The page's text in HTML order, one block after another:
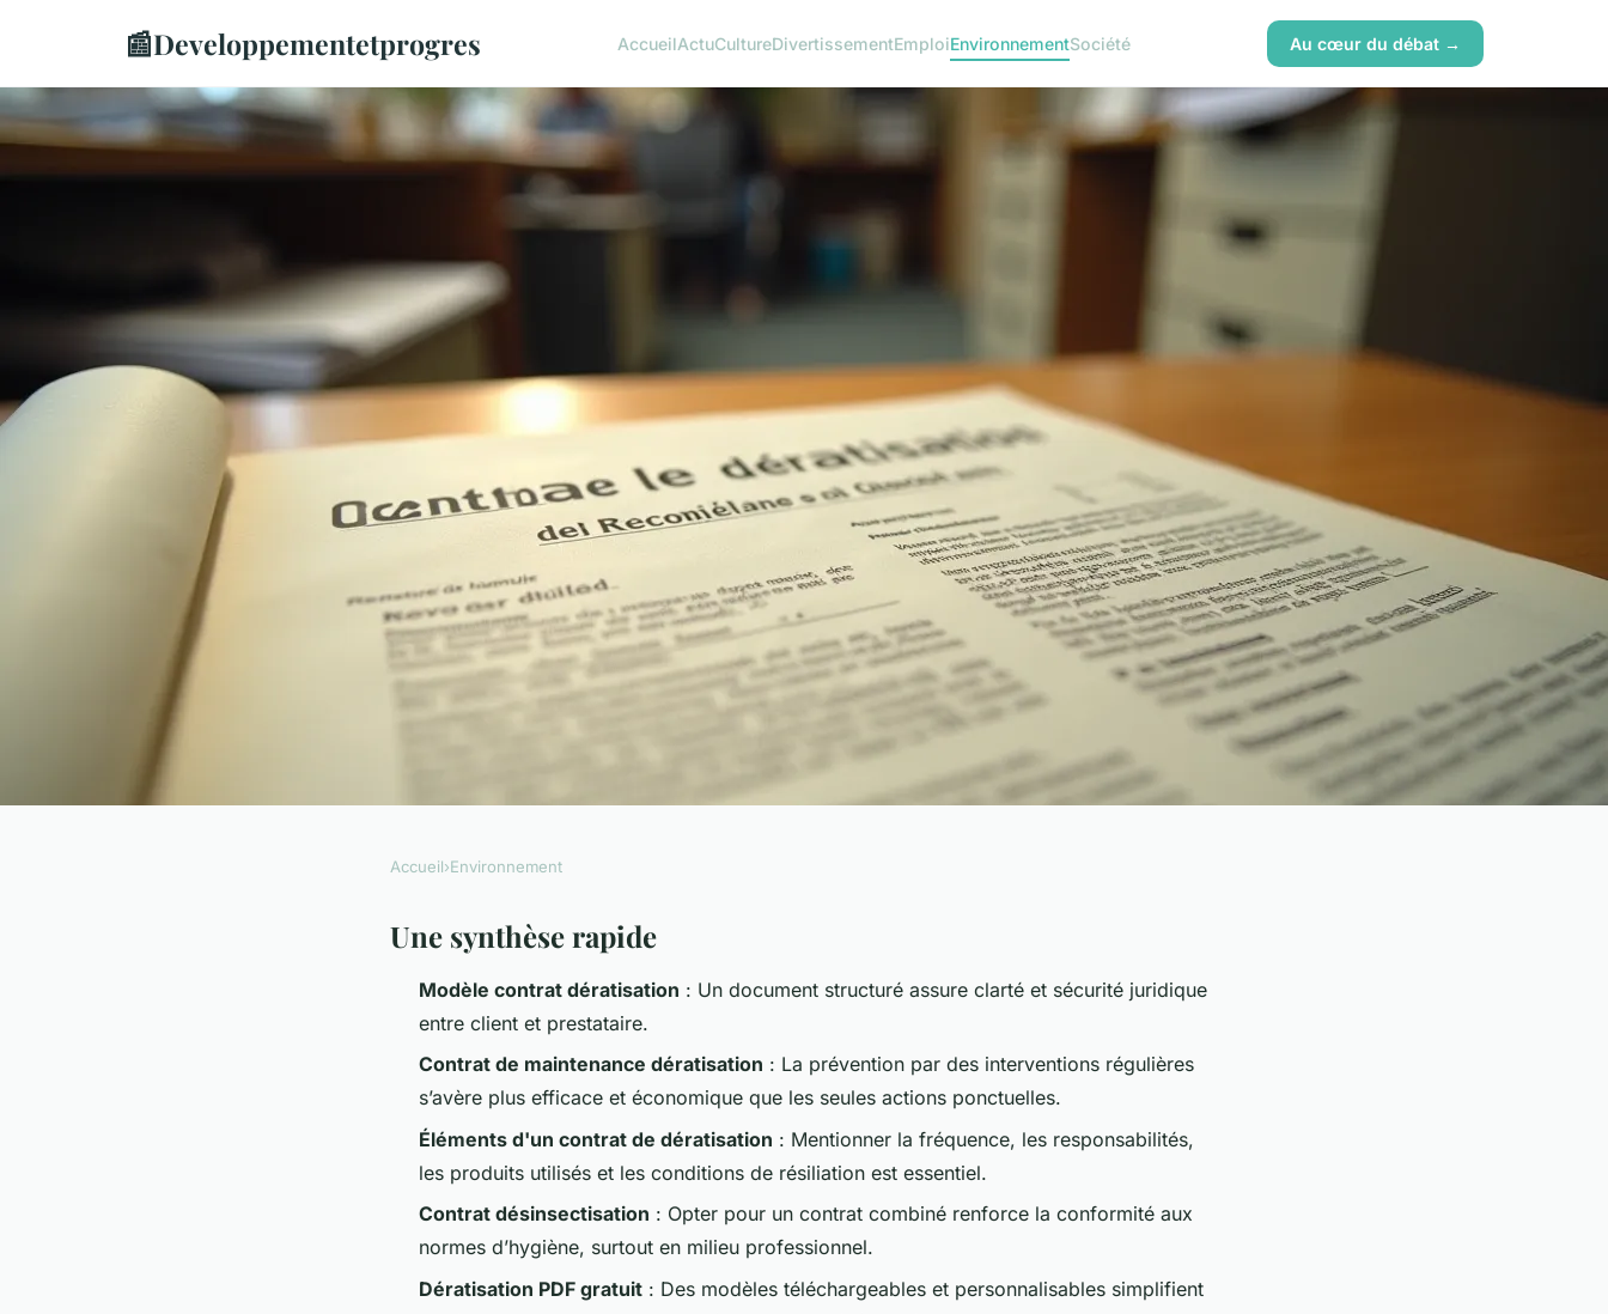
📰Developpementetprogres AccueilActuCultureDivertissementEmploiEnvironnementSociété Au cœur du débat →
Un contrat de dératisation PDF
surprenant et utile
Accueil›Environnement
Une synthèse rapide
Modèle contrat dératisation : Un document structuré assure clarté et sécurité juridique
entre client et prestataire.
Contrat de maintenance dératisation : La prévention par des interventions régulières
s’avère plus efficace et économique que les seules actions ponctuelles.
Éléments d'un contrat de dératisation : Mentionner la fréquence, les responsabilités,
les produits utilisés et les conditions de résiliation est essentiel.
Contrat désinsectisation : Opter pour un contrat combiné renforce la conformité aux
normes d’hygiène, surtout en milieu professionnel.
Dératisation PDF gratuit : Des modèles téléchargeables et personnalisables simplifient